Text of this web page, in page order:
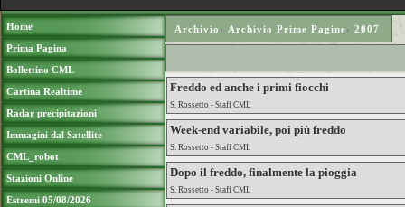
Home
Prima Pagina
Bollettino CML
Cartina Realtime
Radar precipitazioni
Immagini dal Satellite
CML_robot
Stazioni Online
Estremi 05/08/2026
Archivio › Archivio Prime Pagine› 2007
Freddo ed anche i primi fiocchi
S. Rossetto - Staff CML
Week-end variabile, poi più freddo
S. Rossetto - Staff CML
Dopo il freddo, finalmente la pioggia
S. Rossetto - Staff CML